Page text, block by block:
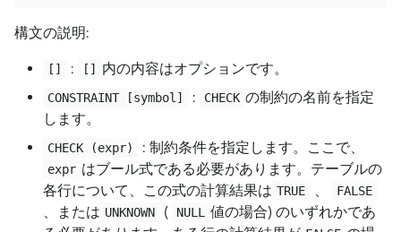
構文の説明:
[] : [] 内の内容はオプションです。
CONSTRAINT [symbol] : CHECK の制約の名前を指定
します。
CHECK (expr) : 制約条件を指定します。ここで、
expr はブール式である必要があります。テーブルの
各行について、この式の計算結果は TRUE 、 FALSE
、または UNKNOWN ( NULL
値の場合) のいずれかであ